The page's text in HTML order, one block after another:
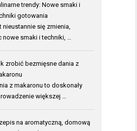
trendy: Nowe smaki i
gotowania
nieustannie się zmienia,
smaki i techniki, …
zrobić bezmięsne dania z
z makaronu to doskonały
większej …
na aromatyczną, domową